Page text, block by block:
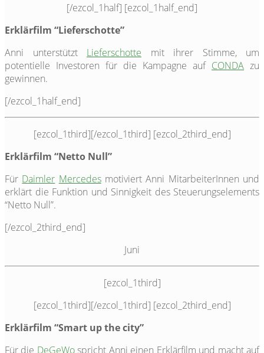
[/ezcol_1half] [ezcol_1half_end]
Erklärfilm “Lieferschotte”
Anni unterstützt Lieferschotte mit ihrer Stimme, um
potentielle Investoren für die Kampagne auf CONDA zu
gewinnen.
[/ezcol_1half_end]
[ezcol_1third][/ezcol_1third] [ezcol_2third_end]
Erklärfilm “Netto Null”
Für Daimler Mercedesmotiviert Anni MitarbeiterInnen und
erklärt die Funktion und Sinnigkeit des Steuerungselements
“Netto Null”.
[/ezcol_2third_end]
Juni
[ezcol_1third]
[ezcol_1third][/ezcol_1third] [ezcol_2third_end]
Erklärfilm “Smart up the city”
Für die DeGeWospricht Anni einen Erklärfilm und macht auf